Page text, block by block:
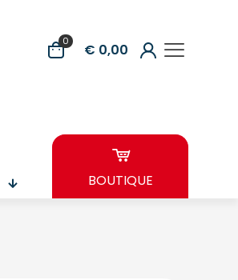
0 € 0,00
BOUTIQUE